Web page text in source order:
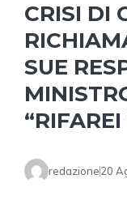
CRISI DI
SUE
redazione20